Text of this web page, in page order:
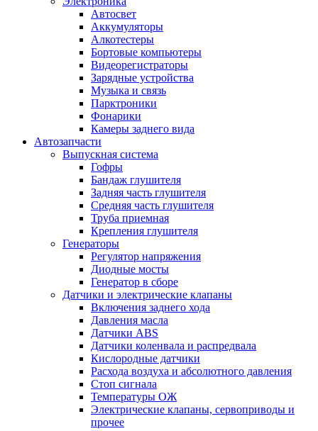
Автосвет
Аккумуляторы
Алкотестеры
Бортовые компьютеры
Видеорегистраторы
Зарядные устройства
Музыка и связь
Парктроники
Фонарики
Камеры заднего вида
Автозапчасти
Выпускная система
Гофры
Бандаж глушителя
Задняя часть глушителя
Средняя часть глушителя
Труба приемная
Крепления глушителя
Генераторы
Регулятор напряжения
Диодные мосты
Генератор в сборе
Датчики и электрические клапаны
Включения заднего хода
Давления масла
Датчики ABS
Датчики коленвала и распредвала
Кислородные датчики
Расхода воздуха и абсолютного давления
Стоп сигнала
Температуры ОЖ
Электрические клапаны, сервоприводы и
прочее